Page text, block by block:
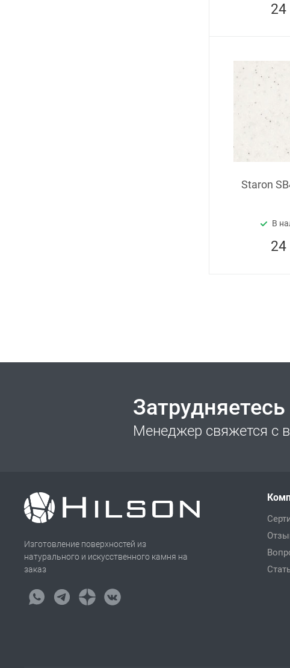
24
Staron
В
24
Менеджер свяжется с
Изготовление поверхностей из
натурального и искусственного камня на
заказ